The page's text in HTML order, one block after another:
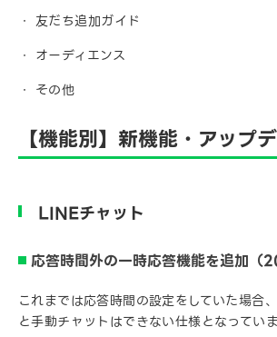
友だち追加ガイド
オーディエンス
その他
【機能別】新機能・アップ
LINEチャット
応答時間外の一時応答機能を追加（
これまでは応答時間の設定をしていた場合
と手動チャットはできない仕様となっていま